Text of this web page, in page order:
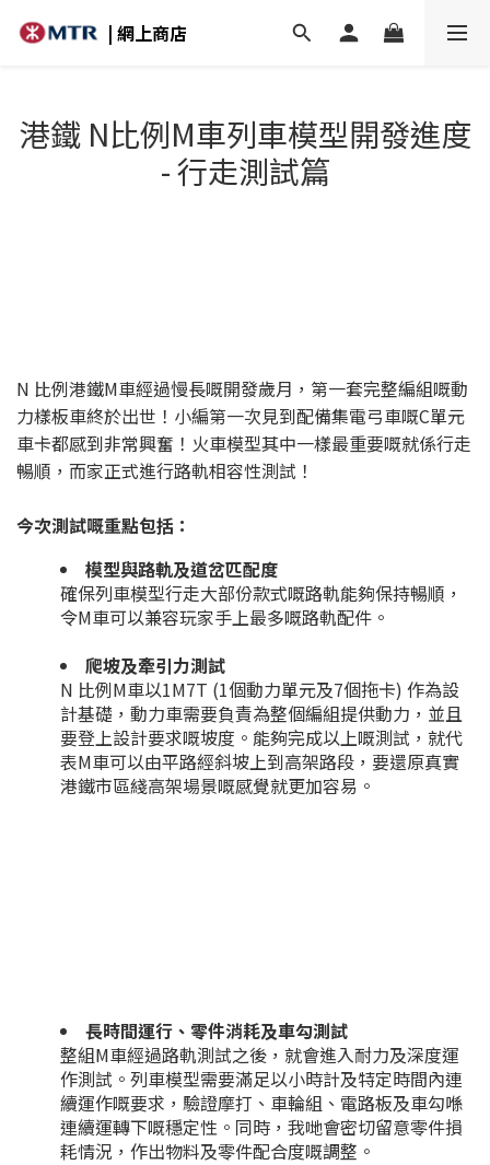
| 網上商店
港鐵 N比例M車列車模型開發進度
- 行走測試篇
N 比例港鐵M車經過慢長嘅開發歲月，第一套完整編組嘅動
力樣板車終於出世！小編第一次見到配備集電弓車嘅C單元
車卡都感到非常興奮！火車模型其中一樣最重要嘅就係行走
暢順，而家正式進行路軌相容性測試！
今次測試嘅重點包括：
模型與路軌及道岔匹配度
確保列車模型行走大部份款式嘅路軌能夠保持暢順，
令M車可以兼容玩家手上最多嘅路軌配件。
爬坡及牽引力測試
N 比例M車以1M7T (1個動力單元及7個拖卡) 作為設
計基礎，動力車需要負責為整個編組提供動力，並且
要登上設計要求嘅坡度。能夠完成以上嘅測試，就代
表M車可以由平路經斜坡上到高架路段，要還原真實
港鐵市區綫高架場景嘅感覺就更加容易。
長時間運行、零件消耗及車勾測試
整組M車經過路軌測試之後，就會進入耐力及深度運
作測試。列車模型需要滿足以小時計及特定時間內連
續運作嘅要求，驗證摩打、車輪組、電路板及車勾喺
連續運轉下嘅穩定性。同時，我哋會密切留意零件損
耗情況，作出物料及零件配合度嘅調整。